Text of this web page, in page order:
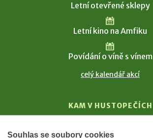
Letní otevřené sklepy
Letní kino na Amfiku
Povídání o víně s vínem
celý kalendář akcí
KAM V HUSTOPEČÍCH
Souhlas se soubory cookies